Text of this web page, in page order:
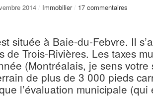
2014 / Immobilier / 17 commentaires
située à Baie-du-Febvre. Il
de Trois-Rivières. Les taxes
(Montréalais, je sens
de plus de 3 000 pieds
l’évaluation municipale